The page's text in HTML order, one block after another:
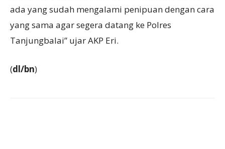
ada yang sudah mengalami penipuan dengan cara
yang sama agar segera datang ke Polres
Tanjungbalai” ujar AKP Eri.
(dl/bn)